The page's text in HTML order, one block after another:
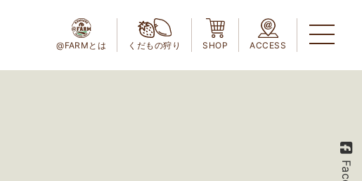
@FARMとは くだもの狩り SHOP ACCESS